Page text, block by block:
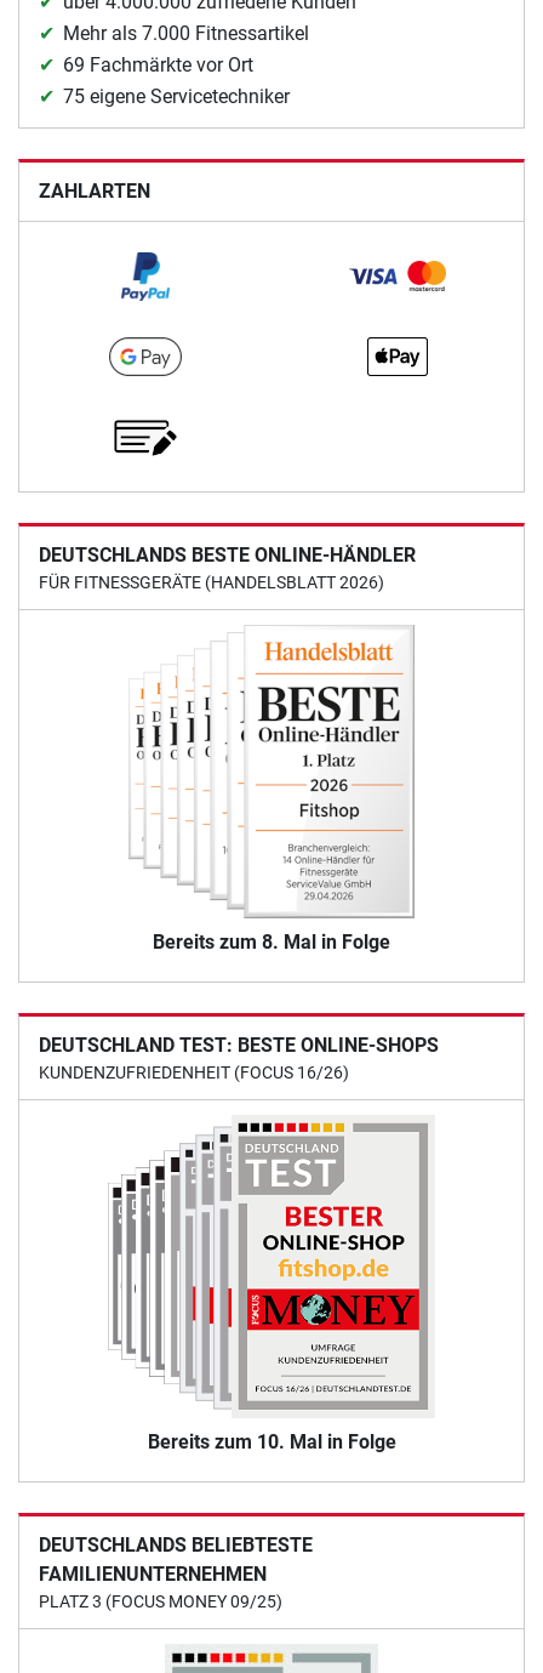
Mehr als 7.000 Fitnessartikel
69 Fachmärkte vor Ort
75 eigene Servicetechniker
ZAHLARTEN
DEUTSCHLANDS BESTE ONLINE-HÄNDLER
FÜR FITNESSGERÄTE (HANDELSBLATT 2026)
Bereits zum 8. Mal in Folge
DEUTSCHLAND TEST: BESTE ONLINE-SHOPS
KUNDENZUFRIEDENHEIT (FOCUS 16/26)
Bereits zum 10. Mal in Folge
DEUTSCHLANDS BELIEBTESTE
FAMILIENUNTERNEHMEN
PLATZ 3 (FOCUS MONEY 09/25)